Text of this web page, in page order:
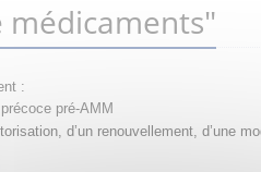
médicaments"
:
pré-AMM
d’un renouvellement, d’une